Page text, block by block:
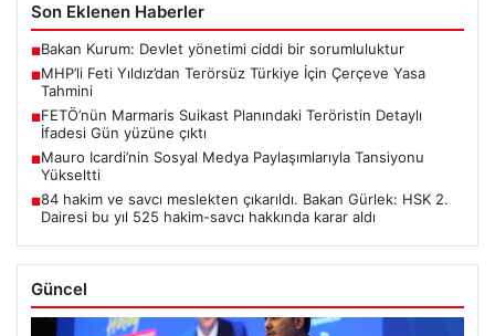
Son Eklenen Haberler
■Bakan Kurum: Devlet yönetimi ciddi bir sorumluluktur
■MHP’li Feti Yıldız’dan Terörsüz Türkiye İçin Çerçeve Yasa
Tahmini
■FETÖ’nün Marmaris Suikast Planındaki Teröristin Detaylı
İfadesi Gün yüzüne çıktı
■Mauro Icardi’nin Sosyal Medya Paylaşımlarıyla Tansiyonu
Yükseltti
■84 hakim ve savcı meslekten çıkarıldı. Bakan Gürlek: HSK 2.
Dairesi bu yıl 525 hakim-savcı hakkında karar aldı
Güncel